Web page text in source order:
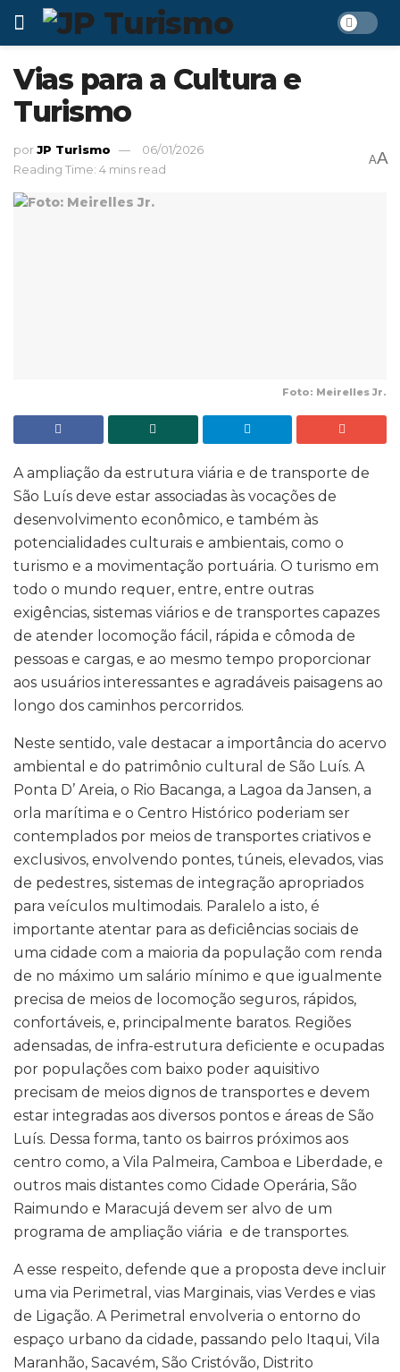
Vias para a Cultura e
Turismo
porJP Turismo
06/01/2026
Reading Time: 4 mins read
AA
Foto: Meirelles Jr.
A ampliação da estrutura viária e de transporte de
São Luís deve estar associadas às vocações de
desenvolvimento econômico, e também às
potencialidades culturais e ambientais, como o
turismo e a movimentação portuária. O turismo em
todo o mundo requer, entre, entre outras
exigências, sistemas viários e de transportes capazes
de atender locomoção fácil, rápida e cômoda de
pessoas e cargas, e ao mesmo tempo proporcionar
aos usuários interessantes e agradáveis paisagens ao
longo dos caminhos percorridos.
Neste sentido, vale destacar a importância do acervo
ambiental e do patrimônio cultural de São Luís. A
Ponta D’ Areia, o Rio Bacanga, a Lagoa da Jansen, a
orla marítima e o Centro Histórico poderiam ser
contemplados por meios de transportes criativos e
exclusivos, envolvendo pontes, túneis, elevados, vias
de pedestres, sistemas de integração apropriados
para veículos multimodais. Paralelo a isto, é
importante atentar para as deficiências sociais de
uma cidade com a maioria da população com renda
de no máximo um salário mínimo e que igualmente
precisa de meios de locomoção seguros, rápidos,
confortáveis, e, principalmente baratos. Regiões
adensadas, de infra-estrutura deficiente e ocupadas
por populações com baixo poder aquisitivo
precisam de meios dignos de transportes e devem
estar integradas aos diversos pontos e áreas de São
Luís. Dessa forma, tanto os bairros próximos aos
centro como, a Vila Palmeira, Camboa e Liberdade, e
outros mais distantes como Cidade Operária, São
Raimundo e Maracujá devem ser alvo de um
programa de ampliação viária e de transportes.
A esse respeito, defende que a proposta deve incluir
uma via Perimetral, vias Marginais, vias Verdes e vias
de Ligação. A Perimetral envolveria o entorno do
espaço urbano da cidade, passando pelo Itaqui, Vila
Maranhão, Sacavém, São Cristóvão, Distrito